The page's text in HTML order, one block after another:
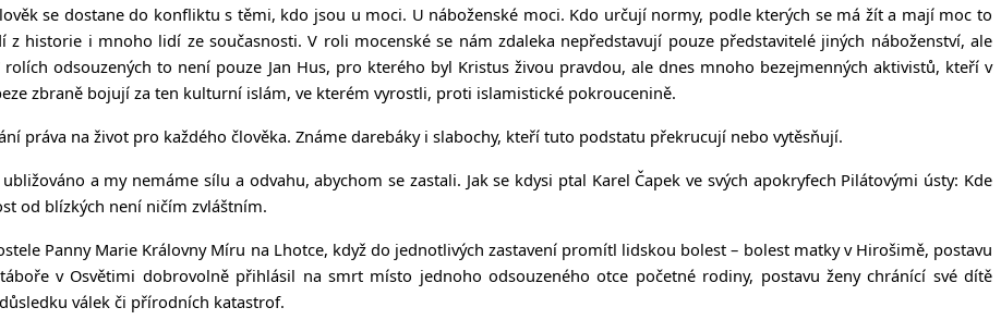
se dostane do konfliktu s těmi, kdo jsou u moci. U náboženské moci. Kdo určují normy, podle kterých se má žít a mají moc to
historie i mnoho lidí ze současnosti. V roli mocenské se nám zdaleka nepředstavují pouze představitelé jiných náboženství, ale
odsouzených to není pouze Jan Hus, pro kterého byl Kristus živou pravdou, ale dnes mnoho bezejmenných aktivistů, kteří v
zbraně bojují za ten kulturní islám, ve kterém vyrostli, proti islamistické pokroucenině.
práva na život pro každého člověka. Známe darebáky i slabochy, kteří tuto podstatu překrucují nebo vytěsňují.
a my nemáme sílu a odvahu, abychom se zastali. Jak se kdysi ptal Karel Čapek ve svých apokryfech Pilátovými ústy: Kde
od blízkých není ničím zvláštním.
Panny Marie Královny Míru na Lhotce, když do jednotlivých zastavení promítl lidskou bolest – bolest matky v Hirošimě, postavu
v Osvětimi dobrovolně přihlásil na smrt místo jednoho odsouzeného otce početné rodiny, postavu ženy chránící své dítě
válek či přírodních katastrof.